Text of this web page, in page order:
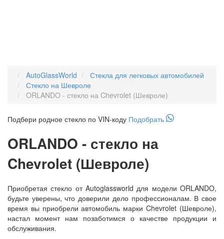
AutoGlassWorld
Стекла для легковых автомобилей
Стекло на Шевроле
ORLANDO - стекло на Chevrolet (Шевроле)
Подбери родное стекло по VIN-коду Подобрать
ORLANDO - стекло на
Chevrolet (Шевроле)
Приобретая стекло от Autoglassworld для модели ORLANDO,
будьте уверены, что доверили дело профессионалам. В свое
время вы приобрели автомобиль марки Chevrolet (Шевроле),
настал момент нам позаботимся о качестве продукции и
обслуживания.